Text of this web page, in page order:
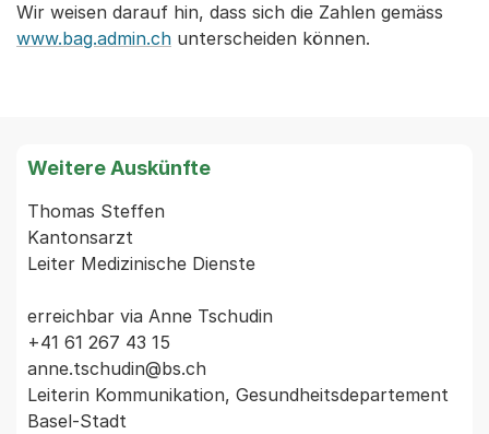
Wir weisen darauf hin, dass sich die Zahlen gemäss
www.bag.admin.ch unterscheiden können.
Weitere Auskünfte
Thomas Steffen
Kantonsarzt
Leiter Medizinische Dienste
erreichbar via Anne Tschudin
+41 61 267 43 15
anne.tschudin@bs.ch
Leiterin Kommunikation, Gesundheitsdepartement
Basel-Stadt